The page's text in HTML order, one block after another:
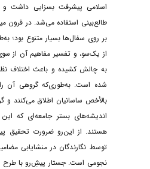
اسلامی پیشرفت بسزایی داشت و
طالع‌بینی استفاده می‌شد. در قرون
بر روی سفال‌ها بسیار متنوع بود؛
از یک‌سو، و تفسیر مفاهیم آن از
به چالش کشیده و باعث اختلاف
شده است. به‌طوری‌که گروهی ‌آن را
بالأخص ساسانیان اطلاق می‌کنند و
اندیشه‌های بستر جامعه‌ای که
هستند. از این‌رو ضرورت تحقیق
توسط نگارندگان در منشایابی
نجومی است. جستار پیشِ‌رو با طرح